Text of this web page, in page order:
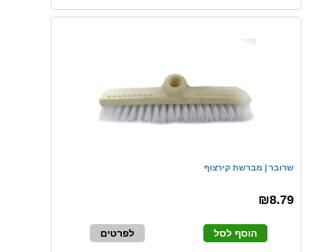
שרובר | מברשת קירצוף
₪8.79
הוסף לסל לפרטים